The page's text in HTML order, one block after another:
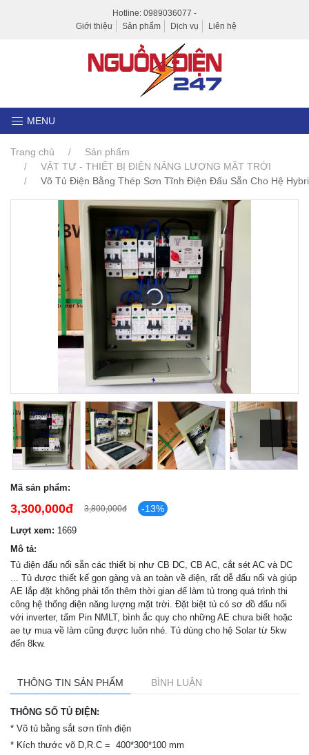
Hotline: 0989036077 -
Giới thiệu
Sản phẩm Dịch vụ Liên hệ
MENU
Trang chủ
Sản phẩm
VẬT TƯ - THIẾT BỊ ĐIỆN NĂNG LƯỢNG MẶT TRỜI
Võ Tủ Điện Bằng Thép Sơn Tĩnh Điện Đấu Sẵn Cho Hệ
Mã sản phẩm:
3,300,000đ 3,800,000đ -13%
Lượt xem: 1669
Mô tả:
Tủ điện đấu nối sẵn các thiết bị như CB DC, CB AC, cắt sét AC và DC
... Tủ được thiết kế gọn gàng và an toàn về điện, rất dễ đấu nối và giúp
AE lắp đặt không phải tốn thêm thời gian để làm tủ trong quá trình thi
công hệ thống điện năng lượng mặt trời. Đặt biệt tủ có sơ đồ đấu nối
với inverter, tấm Pin NMLT, bình ắc quy cho những AE chưa biết hoặc
ae tự mua về làm cũng được luôn nhé. Tủ dùng cho hệ Solar từ 5kw
đến 8kw.
THÔNG TIN SẢN PHẨM BÌNH LUẬN
THÔNG SỐ TỦ ĐIỆN:
* Võ tủ bằng sắt sơn tĩnh điện
* Kích thước võ D,R.C = 400*300*100 mm